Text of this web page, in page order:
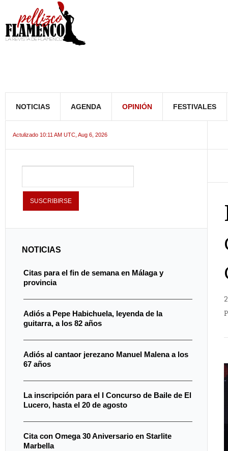
NOTICIAS AGENDA OPINIÓN FESTIVALES
Actulizado 10:11 AM UTC, Aug 6, 2026
NOTICIAS
Citas para el fin de semana en Málaga y
provincia
Adiós a Pepe Habichuela, leyenda de la
guitarra, a los 82 años
Adiós al cantaor jerezano Manuel Malena a los
67 años
La inscripción para el I Concurso de Baile de El
Lucero, hasta el 20 de agosto
Cita con Omega 30 Aniversario en Starlite
Marbella